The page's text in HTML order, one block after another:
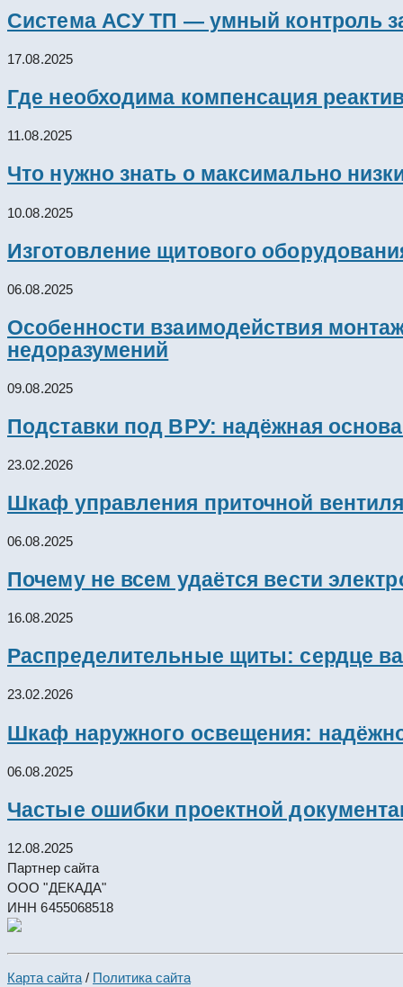
Система АСУ ТП — умный контроль
17.08.2025
Где необходима компенсация
11.08.2025
Что нужно знать о максимально
10.08.2025
Изготовление щитового
06.08.2025
Особенности взаимодействия
недоразумений
09.08.2025
Подставки под ВРУ: надёжная
23.02.2026
Шкаф управления приточной
06.08.2025
Почему не всем удаётся вести
16.08.2025
Распределительные щиты: сердце
23.02.2026
Шкаф наружного освещения:
06.08.2025
Частые ошибки проектной
12.08.2025
Партнер сайта
ООО "ДЕКАДА"
ИНН 6455068518
Карта сайта / Политика сайта